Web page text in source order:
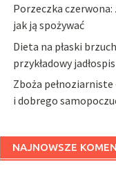
Porzeczka
jak ją spożywać
Dieta na płaski
przykładowy jadłospis
Zboża
i dobrego
NAJNOWSZE